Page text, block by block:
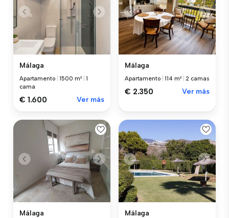
Málaga
Apartamento |1500 m² |1
cama
€ 1.600 Ver más
Málaga
Apartamento |114 m² |2 camas
€ 2.350 Ver más
Málaga Málaga